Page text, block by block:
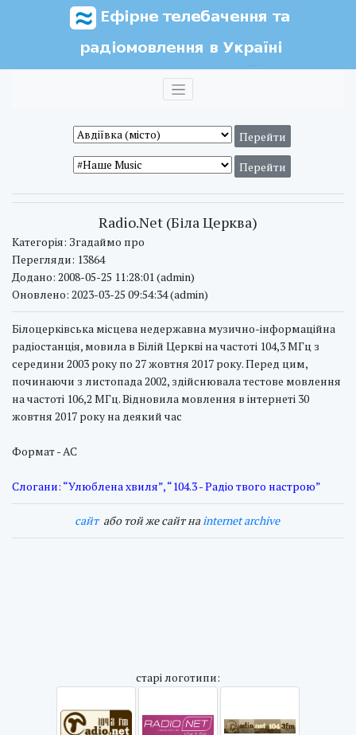
Radio.Net (Біла Церква)
Категорія: Згадаймо про
Перегляди: 13864
Додано: 2008-05-25 11:28:01 (admin)
Оновлено: 2023-03-25 09:54:34 (admin)
Білоцерківська місцева недержавна музично-інформаційна
радіостанція, мовила в Білій Церкві на частоті 104,3 МГц з
середини 2003 року по 27 жовтня 2017 року. Перед цим,
починаючи з листопада 2002, здійснювала тестове мовлення
на частоті 106,2 МГц. Відновила мовлення в інтернеті 30
жовтня 2017 року на деякий час
Формат - AC
Слогани: “Улюблена хвиля”, “104.3 - Радіо твого настрою”
cайтабо той же сайт наinternet archive
cтарі логотипи: